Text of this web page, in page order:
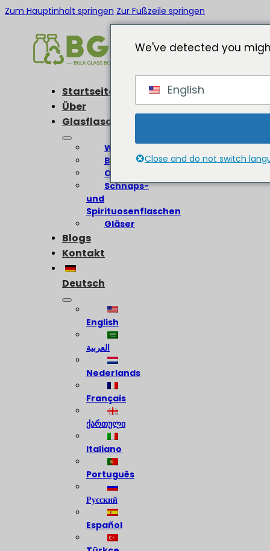
Zum Hauptinhalt springen Zur Fußzeile springen
Startseite
Über
Glasflaschen
Weinflaschen
Bierflaschen
Olivenölflaschen
Schnaps-
und
Spirituosenflaschen
Gläser
Blogs
Kontakt
Deutsch
English
العربية
Nederlands
Français
ქართული
Italiano
Português
Русский
Español
We've detected you
English
Close and do not switch